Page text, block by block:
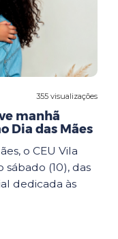
355 visualizações
manhã
Dia das Mães
o CEU Vila
(10), das
dedicada às